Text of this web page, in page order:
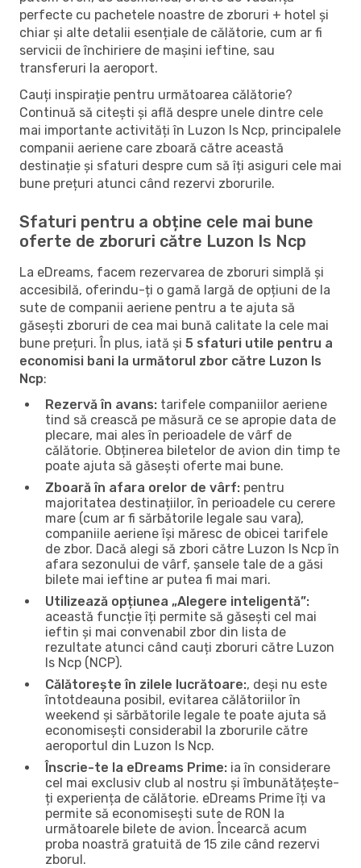
perfecte cu pachetele noastre de zboruri + hotel și
chiar și alte detalii esențiale de călătorie, cum ar fi
servicii de închiriere de mașini ieftine, sau
transferuri la aeroport.
Cauți inspirație pentru următoarea călătorie?
Continuă să citești și află despre unele dintre cele
mai importante activități în Luzon Is Ncp, principalele
companii aeriene care zboară către această
destinație și sfaturi despre cum să îți asiguri cele mai
bune prețuri atunci când rezervi zborurile.
Sfaturi pentru a obține cele mai bune
oferte de zboruri către Luzon Is Ncp
La eDreams, facem rezervarea de zboruri simplă și
accesibilă, oferindu-ți o gamă largă de opțiuni de la
sute de companii aeriene pentru a te ajuta să
găsești zboruri de cea mai bună calitate la cele mai
bune prețuri. În plus, iată și 5 sfaturi utile pentru a
economisi bani la următorul zbor către Luzon Is
Ncp:
Rezervă în avans: tarifele companiilor aeriene
tind să crească pe măsură ce se apropie data de
plecare, mai ales în perioadele de vârf de
călătorie. Obținerea biletelor de avion din timp te
poate ajuta să găsești oferte mai bune.
Zboară în afara orelor de vârf: pentru
majoritatea destinațiilor, în perioadele cu cerere
mare (cum ar fi sărbătorile legale sau vara),
companiile aeriene își măresc de obicei tarifele
de zbor. Dacă alegi să zbori către Luzon Is Ncp în
afara sezonului de vârf, șansele tale de a găsi
bilete mai ieftine ar putea fi mai mari.
Utilizează opțiunea „Alegere inteligentă”:
această funcție îți permite să găsești cel mai
ieftin și mai convenabil zbor din lista de
rezultate atunci când cauți zboruri către Luzon
Is Ncp (NCP).
Călătorește în zilele lucrătoare:, deși nu este
întotdeauna posibil, evitarea călătoriilor în
weekend și sărbătorile legale te poate ajuta să
economisești considerabil la zborurile către
aeroportul din Luzon Is Ncp.
Înscrie-te la eDreams Prime: ia în considerare
cel mai exclusiv club al nostru și îmbunătățește-
ți experiența de călătorie. eDreams Prime îți va
permite să economisești sute de RON la
următoarele bilete de avion. Încearcă acum
proba noastră gratuită de 15 zile când rezervi
zborul.